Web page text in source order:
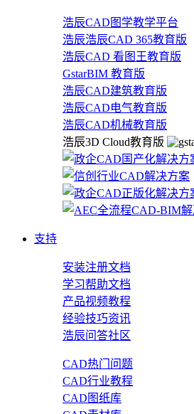
浩辰CAD图学教学平台
浩辰浩辰CAD 365教育版
浩辰CAD 看图王教育版
GstarBIM 教育版
浩辰CAD建筑教育版
浩辰CAD电气教育版
浩辰CAD机械教育版
浩辰3D Cloud教育版
支持
安装注册文档
学习帮助文档
产品视频教程
经验技巧资讯
浩辰问答社区
CAD热门问题
CAD行业教程
CAD图纸库